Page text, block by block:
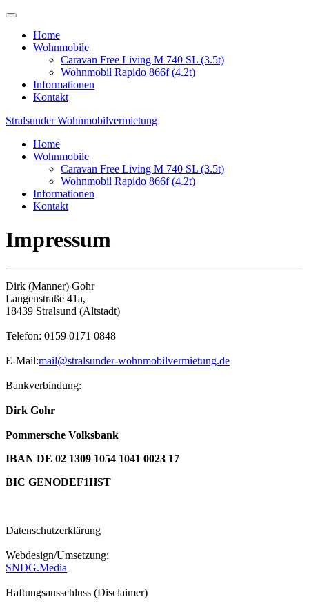
Home
Wohnmobile
Caravan Free Living M 740 SL (3.5t)
Wohnmobil Rapido 866f (4.2t)
Informationen
Kontakt
Stralsunder Wohnmobilvermietung
Home
Wohnmobile
Caravan Free Living M 740 SL (3.5t)
Wohnmobil Rapido 866f (4.2t)
Informationen
Kontakt
Impressum
Dirk (Manner) Gohr
Langenstraße 41a,
18439 Stralsund (Altstadt)
Telefon: 0159 0171 0848
E-Mail:mail@stralsunder-wohnmobilvermietung.de
Bankverbindung:
Dirk Gohr
Pommersche Volksbank
IBAN DE 02 1309 1054 1041 0023 17
BIC GENODEF1HST
Datenschutzerklärung
Webdesign/Umsetzung:
SNDG.Media
Haftungsausschluss (Disclaimer)